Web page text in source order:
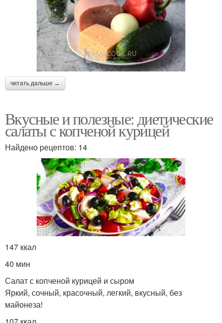
читать дальше →
Вкусные и полезные: диетические
салаты с копченой курицей
Найдено рецептов: 14
147 ккал
40 мин
Салат с копченой курицей и сыром
Яркий, сочный, красочный, легкий, вкусный, без
майонеза!